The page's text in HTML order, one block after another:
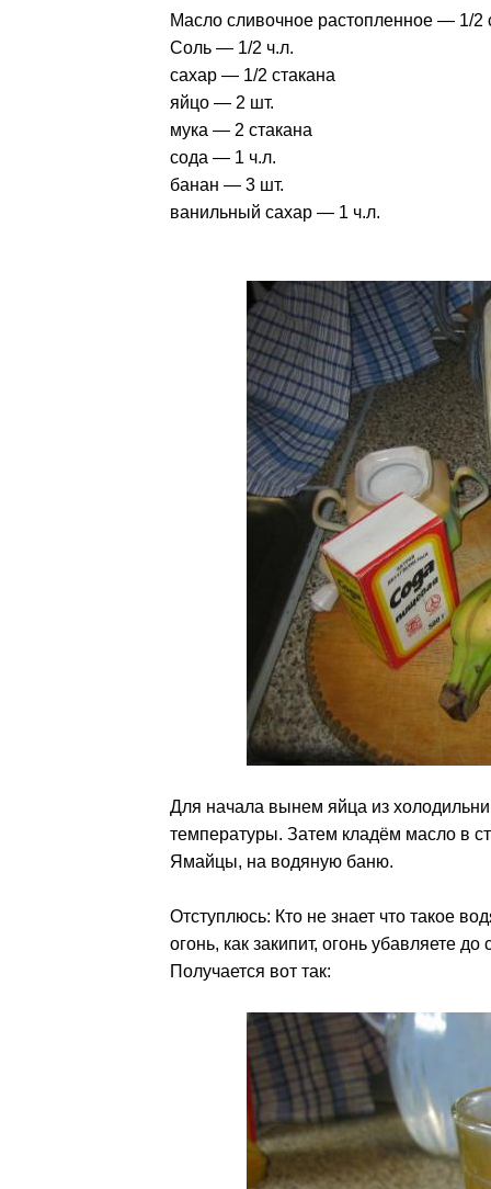
Масло сливочное растопленное — 1/2
Соль — 1/2 ч.л.
сахар — 1/2 стакана
яйцо — 2 шт.
мука — 2 стакана
сода — 1 ч.л.
банан — 3 шт.
ванильный сахар — 1 ч.л.
Для начала вынем яйца из
температуры. Затем кладём масло в
Ямайцы, на водяную баню.
Отступлюсь: Кто не знает что такое
огонь, как закипит, огонь убавляете
Получается вот так: